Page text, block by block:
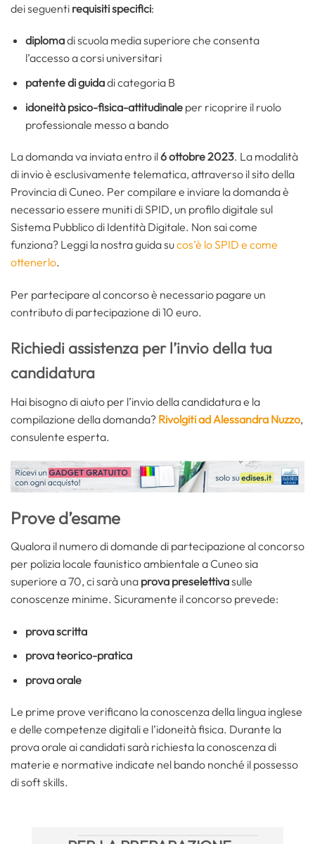
dei seguenti requisiti specifici:
diplomadi scuola media superiore che consenta
l’accesso a corsi universitari
patente di guidadi categoria B
idoneità psico-fisica-attitudinaleper ricoprire il ruolo
professionale messo a bando
La domanda va inviata entro il6 ottobre 2023. La modalità
di invio è esclusivamente telematica, attraverso il sito della
Provincia di Cuneo. Per compilare e inviare la domanda è
necessario essere muniti di SPID, un profilo digitale sul
Sistema Pubblico di Identità Digitale. Non sai come
funziona? Leggi la nostra guida sucos’è lo SPID e come
ottenerlo.
Per partecipare al concorso è necessario pagare un
contributo di partecipazione di 10 euro.
Richiedi assistenza per l’invio della tua
candidatura
Hai bisogno di aiuto per l’invio della candidatura e la
compilazione della domanda? Rivolgiti ad Alessandra Nuzzo,
consulente esperta.
Prove d’esame
Qualora il numero di domande di partecipazione al concorso
per polizia locale faunistico ambientale a Cuneo sia
superiore a 70, ci sarà una prova preselettivasulle
conoscenze minime. Sicuramente il concorso prevede:
prova scritta
prova teorico-pratica
prova orale
Le prime prove verificano la conoscenza della lingua inglese
e delle competenze digitali e l’idoneità fisica. Durante la
prova orale ai candidati sarà richiesta la conoscenza di
materie e normative indicate nel bando nonché il possesso
di soft skills.